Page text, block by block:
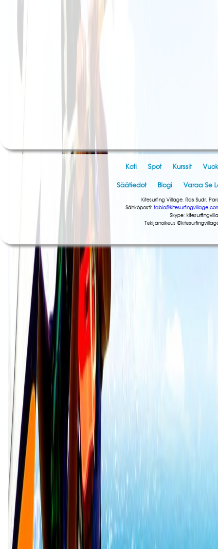
Koti Spot Kurssit
Säätiedot Blogi Varaa Se
Kitesurfing Village, Ras Sudr.
Sähköposti:
Skype:
Tekijänoikeus